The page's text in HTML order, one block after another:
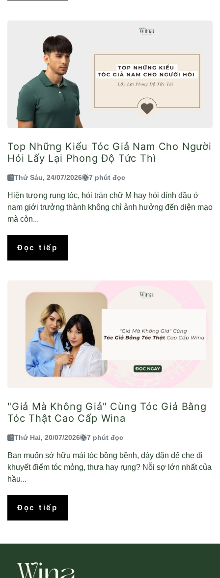
Top Những Kiểu Tóc Giả Nam Cho Người
Hói Lấy Lại Phong Độ Tức Thì
Thứ Sáu, 24/07/2026 7 phút đọc
Hiện tượng rụng tóc, hói trán chữ M hay hói đỉnh đầu ở
nam giới trưởng thành không chỉ ảnh hưởng đến diện mạo
mà còn...
Đọc tiếp
"Giả Mà Không Giả" Cùng Tóc Giả Bằng
Tóc Thật Cao Cấp Wina
Thứ Hai, 20/07/2026 7 phút đọc
Bạn muốn sở hữu mái tóc bồng bềnh, dày dặn để che đi
khuyết điểm tóc mỏng, thưa hay rụng? Nỗi sợ lớn nhất của
hầu...
Đọc tiếp